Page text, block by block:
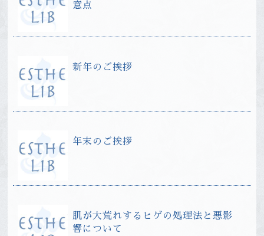
意点
新年のご挨拶
年末のご挨拶
肌が大荒れするヒゲの処理法と悪影
響について